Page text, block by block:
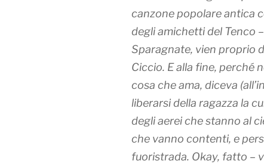
canzone popolare antica
degli amichetti del Tenco
Sparagnate, vien proprio
Ciccio. E alla fine, perché
cosa che ama, diceva
liberarsi della ragazza la
degli aerei che stanno al
che vanno contenti, e
fuoristrada. Okay, fatto –